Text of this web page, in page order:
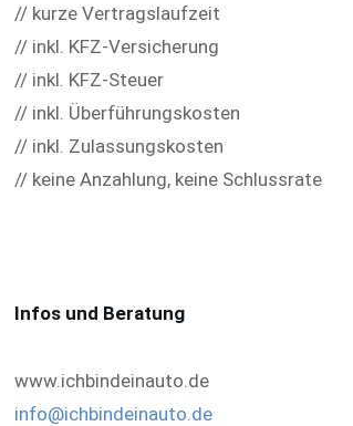
// kurze Vertragslaufzeit
// inkl. KFZ-Versicherung
// inkl. KFZ-Steuer
// inkl. Überführungskosten
// inkl. Zulassungskosten
// keine Anzahlung, keine Schlussrate
Infos und Beratung
www.ichbindeinauto.de
info@ichbindeinauto.de